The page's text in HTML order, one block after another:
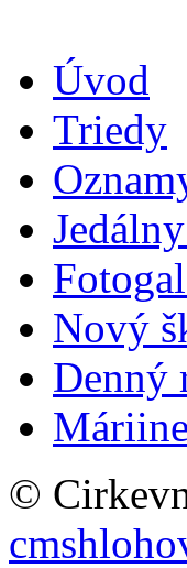
Úvod
Triedy
Nový
Denný
©